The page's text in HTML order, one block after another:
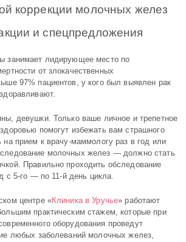
коррекции молочных желез
и спецпредложения
занимает лидирующее место по
от злокачественных
97% пациентов, у кого был выявлен рак
девушки. Только ваше личное и трепетное
помогут избежать вам страшного
на прием к врачу-маммологу раз в год или
молочных желез ― должно стать
Правильно проходить обследование
с 5-го — по 11-й день цикла.
центре «Клиника в Уручье» работают
практическим стажем, которые при
оборудования проведут
любых заболеваний молочных желез,